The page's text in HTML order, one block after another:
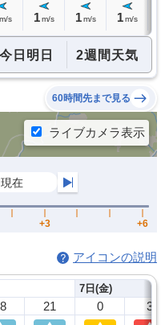
m/s 1 m/s 1 m/s 1 m/s
今日明日 2週間天気
60時間先まで見る
アイコンの説明
21
7日(金)
0 3